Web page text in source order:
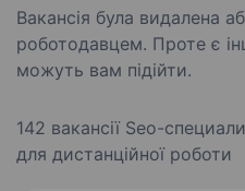
Вакансія була видалена
роботодавцем. Проте є
можуть вам підійти.
142 вакансії Seo-
для дистанційної роботи